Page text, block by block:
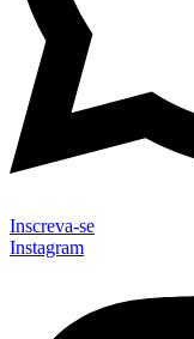
Inscreva-se
Instagram